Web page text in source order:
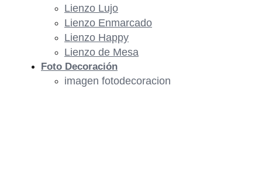
Lienzo Lujo
Lienzo Enmarcado
Lienzo Happy
Lienzo de Mesa
Foto Decoración
imagen fotodecoracion